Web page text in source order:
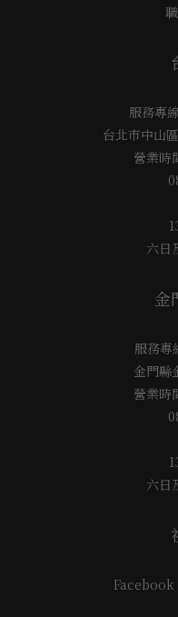
服務專
台北市中山
營業時
六日
金
服務專
金門縣
營業時
六日